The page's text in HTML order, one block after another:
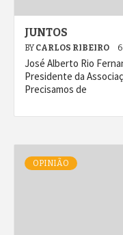
JUNTOS
BY CARLOS RIBEIRO
José Alberto Rio
Presidente da
Precisamos de
OPINIÃO